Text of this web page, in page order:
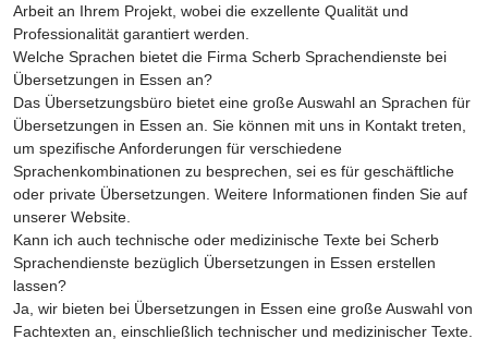
Arbeit an Ihrem Projekt, wobei die exzellente Qualität und
Professionalität garantiert werden.
Welche Sprachen bietet die Firma Scherb Sprachendienste bei
Übersetzungen in Essen an?
Das Übersetzungsbüro bietet eine große Auswahl an Sprachen für
Übersetzungen in Essen an. Sie können mit uns in Kontakt treten,
um spezifische Anforderungen für verschiedene
Sprachenkombinationen zu besprechen, sei es für geschäftliche
oder private Übersetzungen. Weitere Informationen finden Sie auf
unserer Website.
Kann ich auch technische oder medizinische Texte bei Scherb
Sprachendienste bezüglich Übersetzungen in Essen erstellen
lassen?
Ja, wir bieten bei Übersetzungen in Essen eine große Auswahl von
Fachtexten an, einschließlich technischer und medizinischer Texte.